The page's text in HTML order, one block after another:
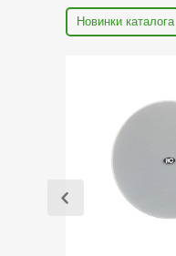
Новинки каталога